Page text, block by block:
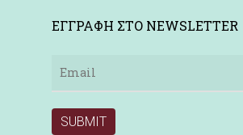
ΕΓΓΡΑΦΗ ΣΤΟ NEWSLETTER